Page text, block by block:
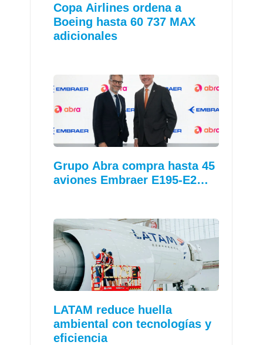
Copa Airlines ordena a
Boeing hasta 60 737 MAX
adicionales
Grupo Abra compra hasta 45
aviones Embraer E195-E2…
LATAM reduce huella
ambiental con tecnologías y
eficiencia